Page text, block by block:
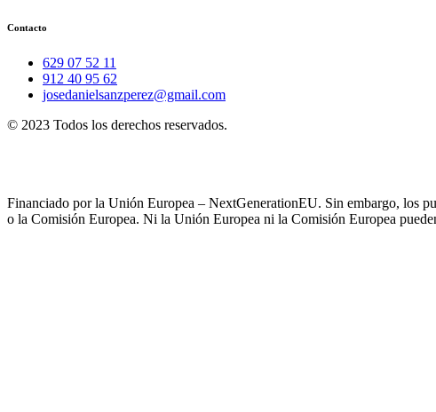
Contacto
629 07 52 11
912 40 95 62
josedanielsanzperez@gmail.com
© 2023 Todos los derechos reservados.
Financiado por la Unión Europea – NextGenerationEU. Sin embargo, los
o la Comisión Europea. Ni la Unión Europea ni la Comisión Europea